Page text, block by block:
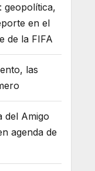
geopolítica,
en el
de la FIFA
las
del Amigo
agenda de